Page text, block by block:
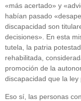
«más acertado» y
habían pasado
discapacidad son
decisiones». En esta
tutela, la patria
rehabilitada,
promoción de la
discapacidad que la ley
Eso sí, las personas